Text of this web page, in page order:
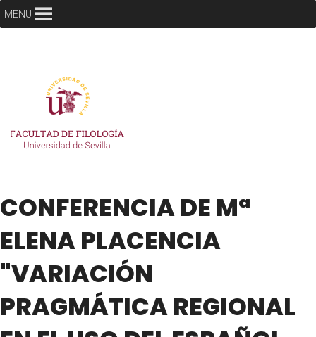
MENU
CONFERENCIA DE Mª
ELENA PLACENCIA
"VARIACIÓN
PRAGMÁTICA REGIONAL